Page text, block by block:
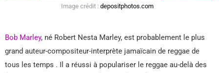
Image crédit : depositphotos.com
Bob Marley, né Robert Nesta Marley, est probablement le plus
grand auteur-compositeur-interprète jamaïcain de reggae de
tous les temps . Il a réussi à populariser le reggae au-delà des